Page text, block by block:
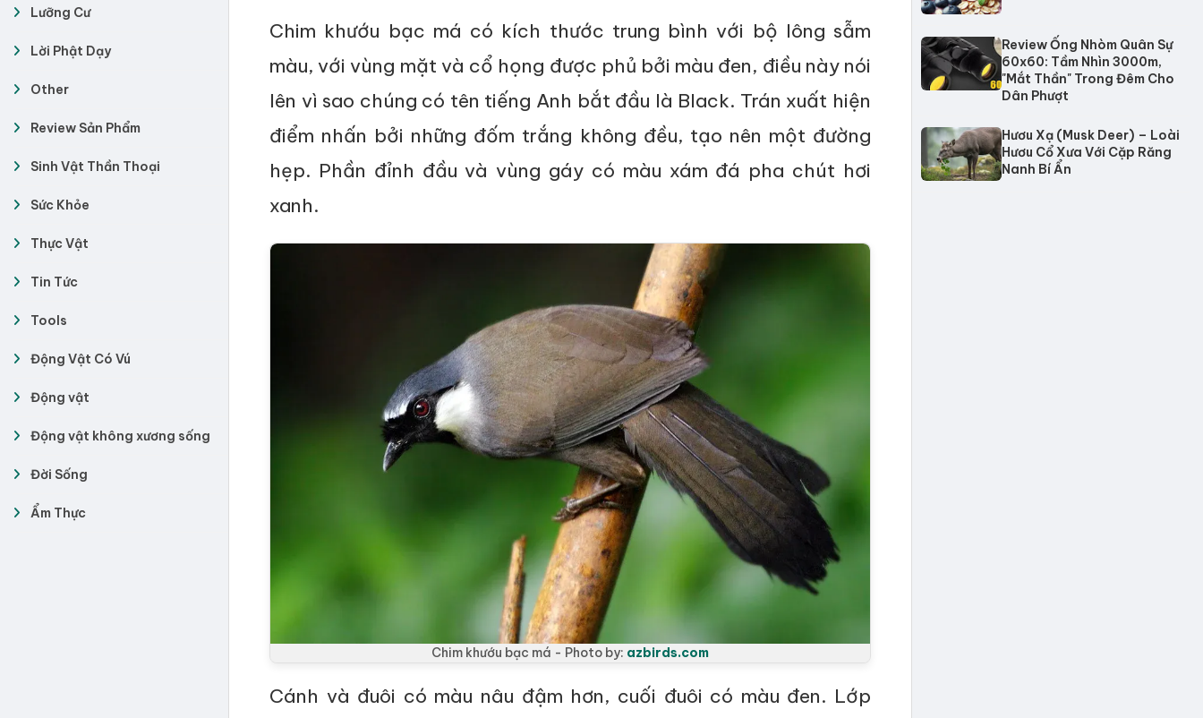
Lưỡng Cư
Lời Phật Dạy
Other
Review Sản Phẩm
Sinh Vật Thần Thoại
Sức Khỏe
Thực Vật
Tin Tức
Tools
Động Vật Có Vú
Động vật
Động vật không xương sống
Đời Sống
Ẩm Thực
Chim khướu bạc má có kích thước trung bình với bộ lông sẫm
màu, với vùng mặt và cổ họng được phủ bởi màu đen, điều này nói
lên vì sao chúng có tên tiếng Anh bắt đầu là Black. Trán xuất hiện
điểm nhấn bởi những đốm trắng không đều, tạo nên một đường
hẹp. Phần đỉnh đầu và vùng gáy có màu xám đá pha chút hơi
xanh.
Chim khướu bạc má - Photo by: azbirds.com
Cánh và đuôi có màu nâu đậm hơn, cuối đuôi có màu đen. Lớp
Review Ống Nhòm Quân Sự
60x60: Tầm Nhìn 3000m,
"Mắt Thần" Trong Đêm Cho
Dân Phượt
Hươu Xạ (Musk Deer) – Loài
Hươu Cổ Xưa Với Cặp Răng
Nanh Bí Ẩn